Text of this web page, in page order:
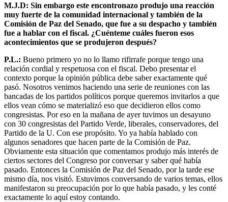
M.J.D: Sin embargo este encontronazo produjo una reacción
muy fuerte de la comunidad internacional y también de la
Comisión de Paz del Senado, que fue a su despacho y también
fue a hablar con el fiscal. ¿Cuénteme cuáles fueron esos
acontecimientos que se produjeron después?
P.L.: Bueno primero yo no lo llamo rifirrafe porque tengo una
relación cordial y respetuosa con el fiscal. Debo presentar el
contexto porque la opinión pública debe saber exactamente qué
pasó. Nosotros venimos haciendo una serie de reuniones con las
bancadas de los partidos políticos porque queremos invitarlos a que
ellos vean cómo se materializó eso que decidieron ellos como
congresistas. Por eso en la mañana de ayer tuvimos un desayuno
con 30 congresistas del Partido Verde, liberales, conservadores, del
Partido de la U. Con ese propósito. Yo ya había hablado con
algunos senadores que hacen parte de la Comisión de Paz.
Obviamente esta situación que comentamos produjo más interés de
ciertos sectores del Congreso por conversar y saber qué había
pasado. Entonces la Comisión de Paz del Senado, por la tarde ese
mismo día, nos visitó. Estuvimos conversando de varios temas, ellos
manifestaron su preocupación por lo que había pasado, y les conté
exactamente lo aquí estoy contando.